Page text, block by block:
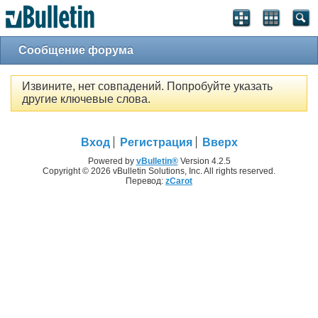
Сообщение форума
Извините, нет совпадений. Попробуйте указать
другие ключевые слова.
Вход Регистрация Вверх
Powered by vBulletin®Version 4.2.5
Copyright © 2026 vBulletin Solutions, Inc. All rights reserved.
Перевод: zCarot